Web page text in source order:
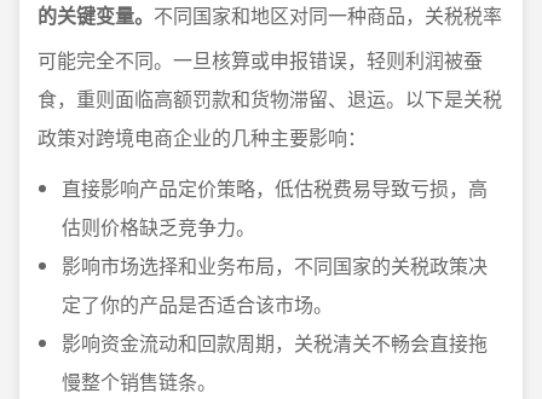
的关键变量。 不同国家和地区对同一种商品，关税税率
可能完全不同。一旦核算或申报错误，轻则利润被蚕
食，重则面临高额罚款和货物滞留、退运。以下是关税
政策对跨境电商企业的几种主要影响：
直接影响产品定价策略，低估税费易导致亏损，高
估则价格缺乏竞争力。
影响市场选择和业务布局，不同国家的关税政策决
定了你的产品是否适合该市场。
影响资金流动和回款周期，关税清关不畅会直接拖
慢整个销售链条。